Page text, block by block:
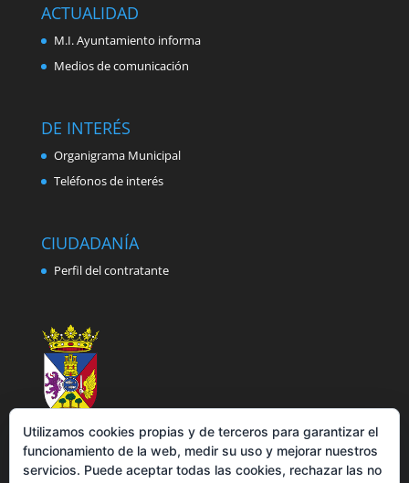
ACTUALIDAD
M.I. Ayuntamiento informa
Medios de comunicación
DE INTERÉS
Organigrama Municipal
Teléfonos de interés
CIUDADANÍA
Perfil del contratante
Utilizamos cookies propias y de terceros para garantizar el
funcionamiento de la web, medir su uso y mejorar nuestros
servicios. Puede aceptar todas las cookies, rechazar las no